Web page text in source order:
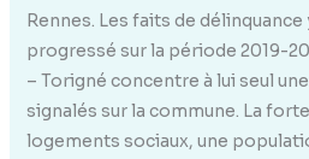
Rennes. Les faits de
progressé sur la période 2019-
– Torigné concentre à lui seul
signalés sur la commune. La
logements sociaux, une